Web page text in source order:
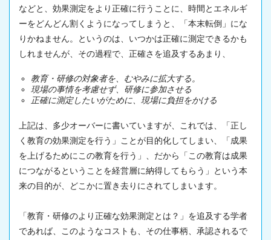
などと、効果測定をより正確に行うことに、時間とエネルギ
ーをどんどん割くようになってしまうと、「本末転倒」にな
りかねません。というのは、いつかは正確に測定できるかも
しれませんが、その過程で、正確さを追及するあまり、
教育・研修の対象者を、むやみに拡大する。
現場の事情を考慮せず、研修に参加させる
正確に測定したいがために、現場に負担をかける
上記は、多少オーバーに書いていますが、これでは、「正し
く教育の効果測定を行う」ことが目的化してしまい、「成果
を上げるためにこの教育を行う」、だから「この教育は成果
につながるということを経営層に納得してもらう」という本
来の目的が、どこかに置き去りにされてしまいます。
「教育・研修のより正確な効果測定とは？」を追及する学者
であれば、このようなコストも、その仕事柄、承認されるで